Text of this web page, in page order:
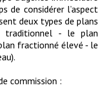
de considérer l’aspect
deux types de plans
traditionnel - le plan
fractionné élevé - le
commission :